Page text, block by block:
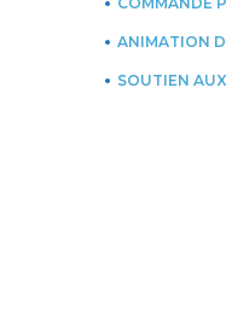
ANIMATION
SOUTIEN